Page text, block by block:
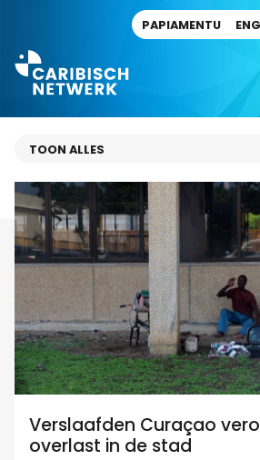
PAPIAMENTU
Verslaafden Curaçao
overlast in de stad